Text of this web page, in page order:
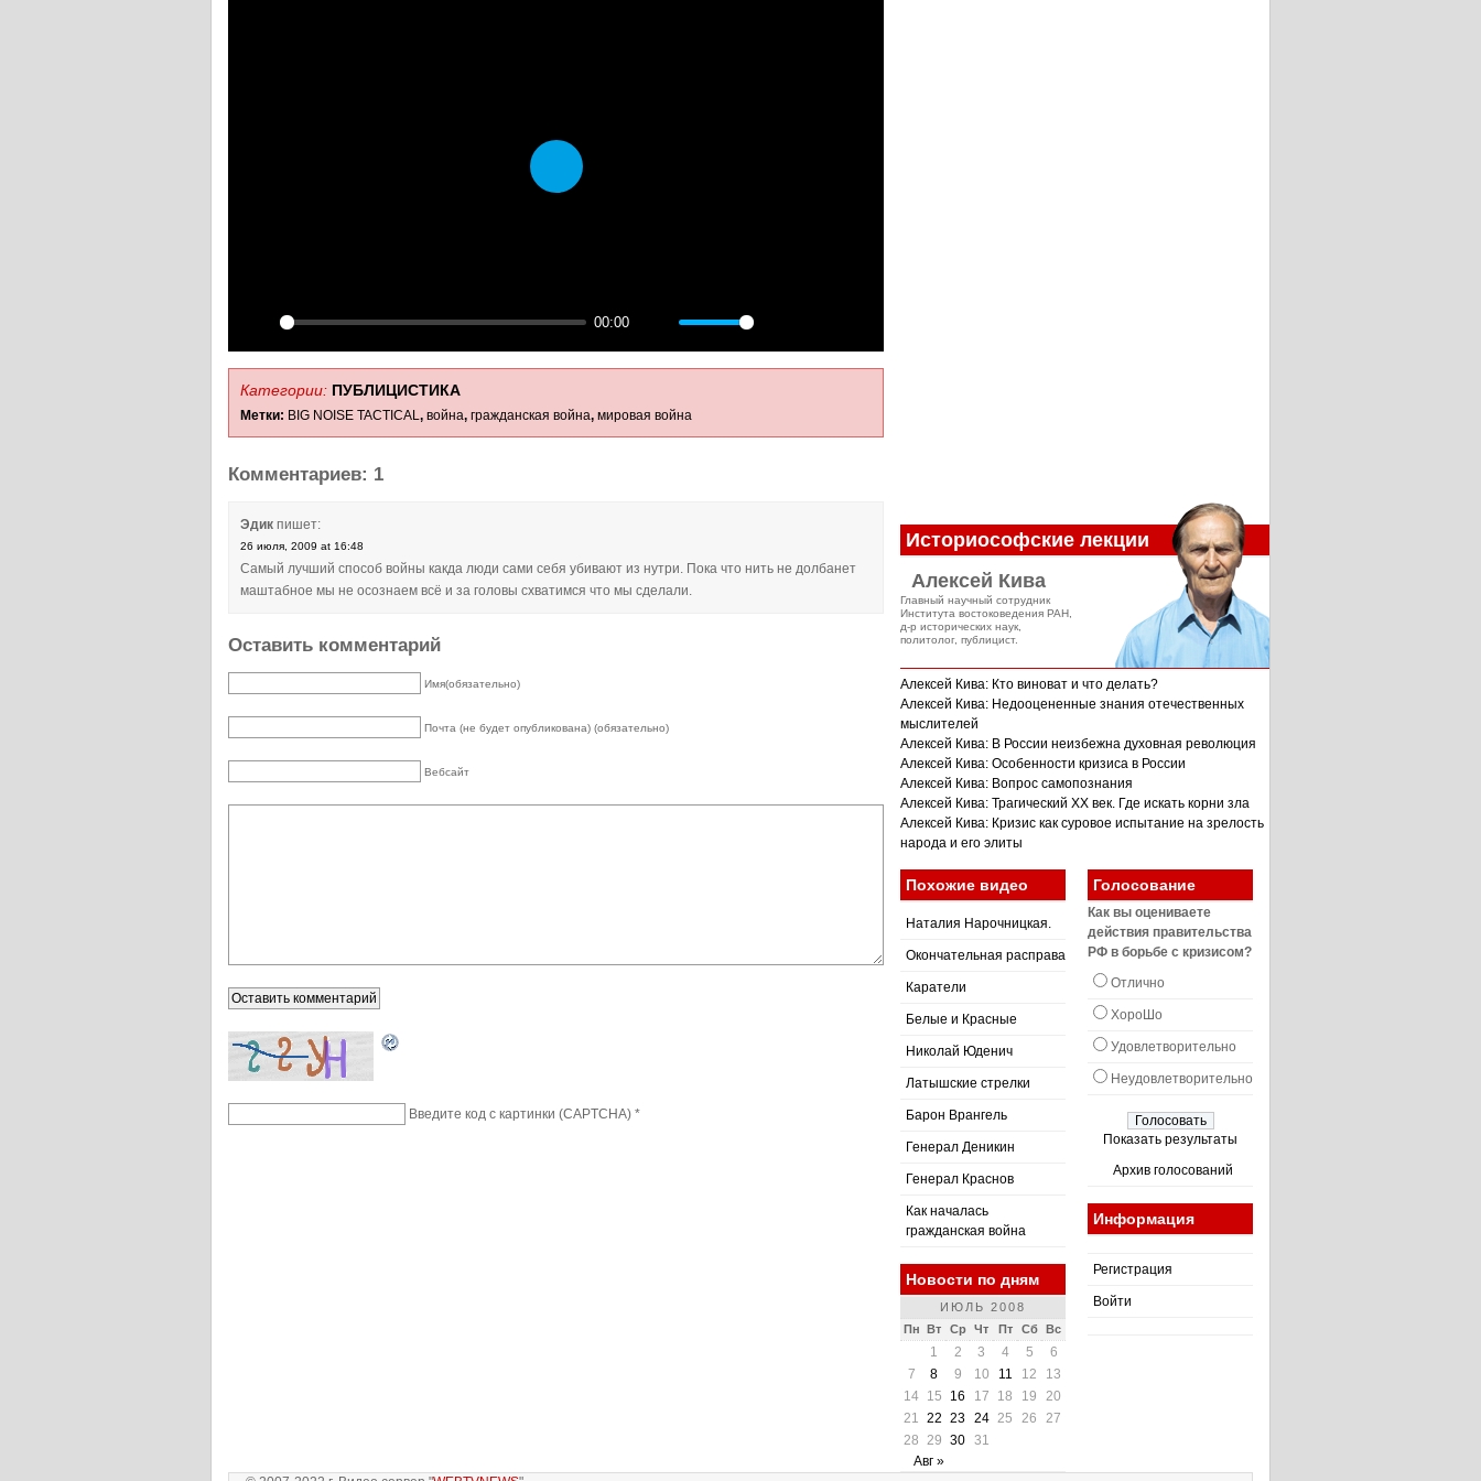
00:00
fullscreen
Play
Категории: ПУБЛИЦИСTИКА
Метки: BIG NOISE TACTICAL , война, гражданская война, мировая война
Комментариев: 1
Эдик пишет:
26 июля, 2009 at 16:48
Самый лучший способ войны какда люди сами себя убивают из нутри. Пока что нить не долбанет
маштабное мы не осознаем всё и за головы схватимся что мы сделали.
Оставить комментарий
Имя(обязательно)
Почта (не будет опубликована) (обязательно)
Вебсайт
Введите код с картинки (CAPTCHA) *
Историософские лекции
Алексей Кива
Главный научный сотрудник
Института востоковедения РАН,
д-р исторических наук,
политолог, публицист.
Алексей Кива: Кто виноват и что делать?
Алексей Кива: Недооцененные знания отечественных
мыслителей
Алексей Кива: В России неизбежна духовная революция
Алексей Кива: Особенности кризиса в России
Алексей Кива: Вопрос самопознания
Алексей Кива: Трагический XX век. Где искать корни зла
Алексей Кива: Кризис как суровое испытание на зрелость
народа и его элиты
Похожие видео
Наталия Нарочницкая.
Окончательная расправа
Каратели
Белые и Красные
Николай Юденич
Латышские стрелки
Барон Врангель
Генерал Деникин
Генерал Краснов
Как началась
гражданская война
Новости по дням
ИЮЛЬ 2008
Пн Вт Ср Чт Пт Сб Вс
1 2 3 4 5
6
7
8 9 10 11 12
13
14 15 16 17 18 19
20
21 22 23 24 25 26
27
28 29 30 31
Авг »
Голосование
Как вы оцениваете
действия правительства
РФ в борьбе с кризисом?
Отлично
ХороШо
Удовлетворительно
Неудовлетворительно
Показать результаты
Архив голосований
Информация
Регистрация
Войти